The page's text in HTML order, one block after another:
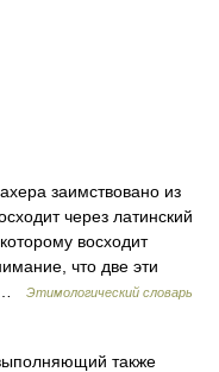
заимствовано из
через латинский
восходит
что две эти
…
Этимологический словарь
также